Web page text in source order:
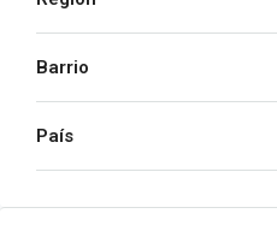
Barrio
País